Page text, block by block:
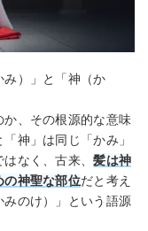
み）」と「神（か
、その根源的な意味
神」は同じ「かみ」
はなく、古来、髪は神
の神聖な部位だと考え
みのけ）」という語源